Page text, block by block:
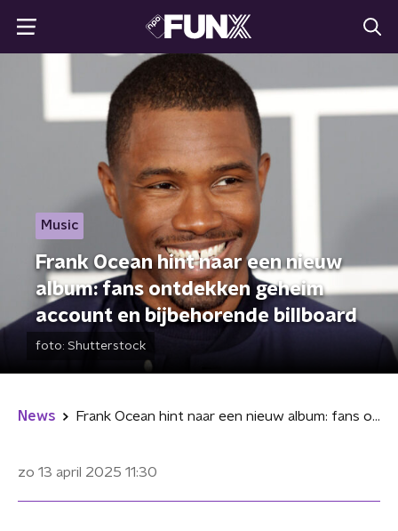
Music
Frank Ocean hint naar een nieuw
album: fans ontdekken geheim
account en bijbehorende billboard
foto: Shutterstock
News Frank Ocean hint naar een nieuw album: fans ontdekken geheim account en bijbehorende billboard
zo 13 april 2025 11:30